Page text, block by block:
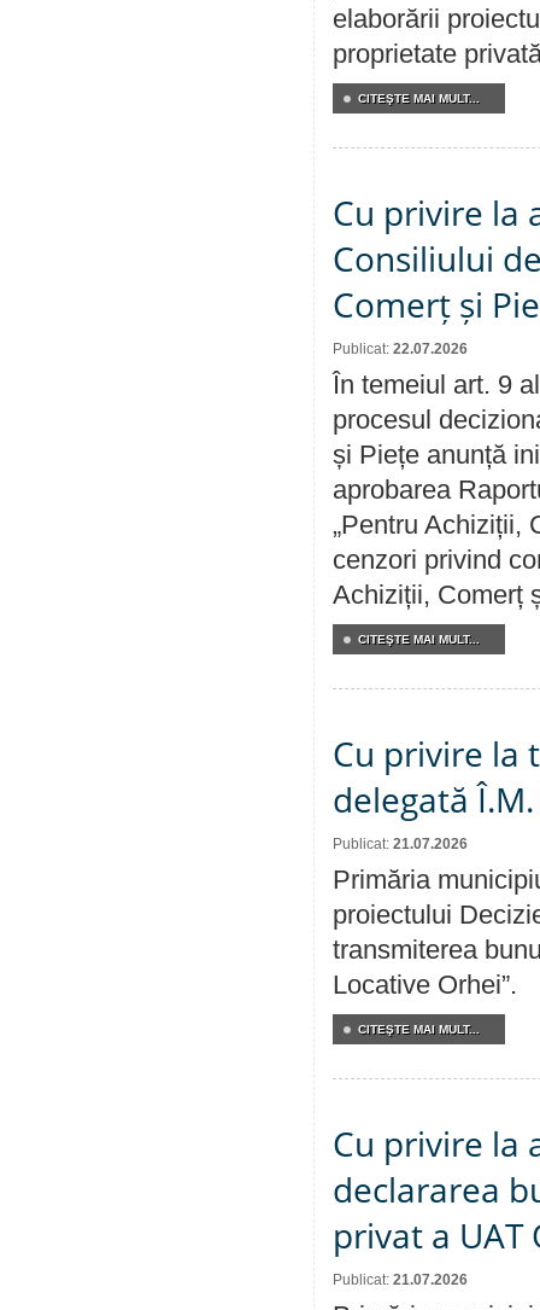
elaborării
proprietate
CITEŞTE MAI MULT...
Cu privire la
Consiliului
Comerț și
Publicat: 22.07.2026
În temeiul art. 9
procesul
și Piețe anunță
aprobarea
„Pentru Achiziții,
cenzori privind
Achiziții, Comerț
CITEŞTE MAI MULT...
Cu privire la
delegată
Publicat: 21.07.2026
Primăria
proiectului
transmiterea
Locative Orhei”.
CITEŞTE MAI MULT...
Cu privire la
declararea
privat a UAT
Publicat: 21.07.2026